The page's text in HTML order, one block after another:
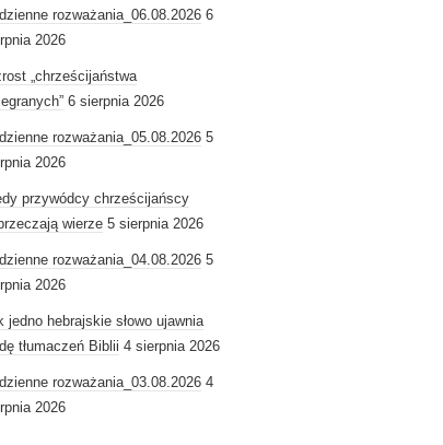
rozważania_06.08.2026 6
2026
„chrześcijaństwa
6 sierpnia 2026
rozważania_05.08.2026 5
2026
przywódcy chrześcijańscy
wierze 5 sierpnia 2026
rozważania_04.08.2026 5
2026
jedno hebrajskie słowo ujawnia
tłumaczeń Biblii 4 sierpnia 2026
rozważania_03.08.2026 4
2026